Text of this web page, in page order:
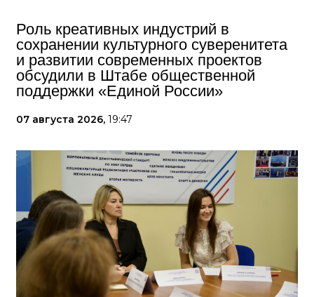
Роль креативных индустрий в
сохранении культурного суверенитета
и развитии современных проектов
обсудили в Штабе общественной
поддержки «Единой России»
07 августа 2026, 19:47